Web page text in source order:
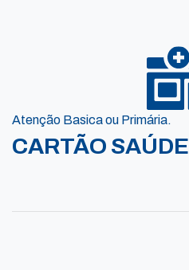
Atenção Basica ou Primária.
CARTÃO SAÚDE